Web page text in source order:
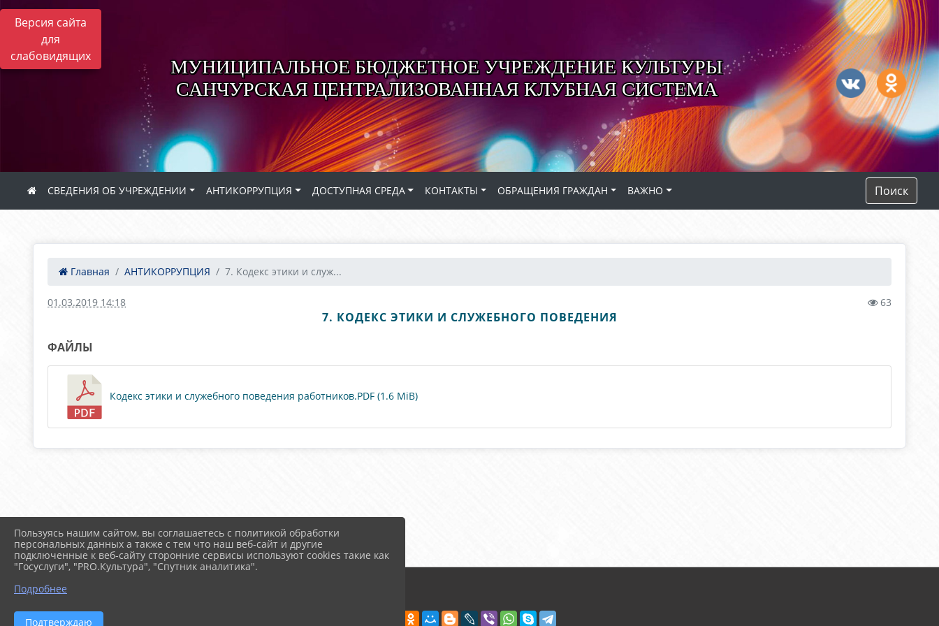
Версия сайта
для
слабовидящих
МУНИЦИПАЛЬНОЕ БЮДЖЕТНОЕ УЧРЕЖДЕНИЕ КУЛЬТУРЫ
САНЧУРСКАЯ ЦЕНТРАЛИЗОВАННАЯ КЛУБНАЯ СИСТЕМА
СВЕДЕНИЯ ОБ УЧРЕЖДЕНИИ АНТИКОРРУПЦИЯ ДОСТУПНАЯ СРЕДА КОНТАКТЫ ОБРАЩЕНИЯ ГРАЖДАН ВАЖНО Поиск
Главная АНТИКОРРУПЦИЯ 7. Кодекс этики и служ...
01.03.2019 14:18 63
7. КОДЕКС ЭТИКИ И СЛУЖЕБНОГО ПОВЕДЕНИЯ
ФАЙЛЫ
Кодекс этики и служебного поведения работников.PDF (1.6 MiB)
Пользуясь нашим сайтом, вы соглашаетесь с политикой обработки
персональных данных а также с тем что наш веб-сайт и другие
подключенные к веб-сайту сторонние сервисы используют cookies такие как
"Госуслуги", "PRO.Культура", "Спутник аналитика".
Подробнее
Подтверждаю